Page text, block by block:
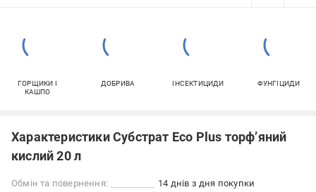
ГОРЩИКИ І
КАШПО
ДОБРИВА ІНСЕКТИЦИДИ ФУНГІЦИДИ
Характеристики Субстрат Eco Plus торф’яний
кислий 20 л
Обмін та повернення: 14 днів з дня покупки